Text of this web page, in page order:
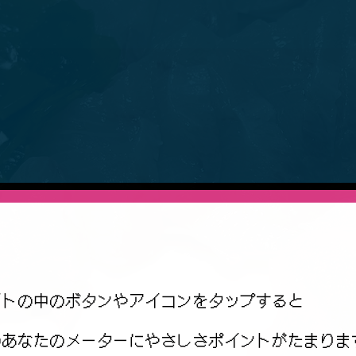
の中のボタンやアイコンをタップすると
なたのメーターにやさしさポイントがたまりま